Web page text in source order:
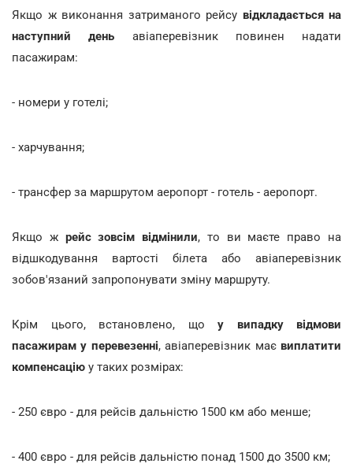
Якщо ж виконання затриманого рейсу відкладається на
наступний день авіаперевізник повинен надати
пасажирам:
- номери у готелі;
- харчування;
- трансфер за маршрутом аеропорт - готель - аеропорт.
Якщо ж рейс зовсім відмінили, то ви маєте право на
відшкодування вартості білета або авіаперевізник
зобов'язаний запропонувати зміну маршруту.
Крім цього, встановлено, що у випадку відмови
пасажирам у перевезенні, авіаперевізник має виплатити
компенсацію у таких розмірах:
- 250 євро - для рейсів дальністю 1500 км або менше;
- 400 євро - для рейсів дальністю понад 1500 до 3500 км;